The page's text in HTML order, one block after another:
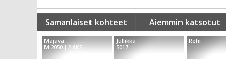
Samanlaiset kohteet Aiemmin katsotut
Majava
M 2050 J 2 AKS
Jullikka
5017
Rehi